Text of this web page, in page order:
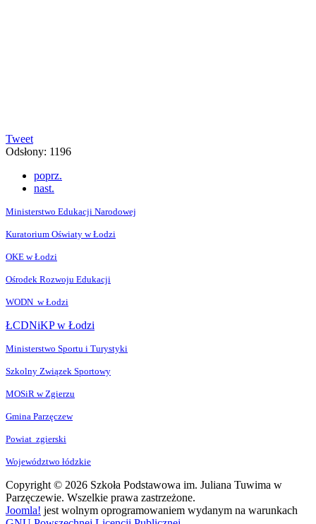
Tweet
Odsłony: 1196
poprz.
nast.
Ministerstwo Edukacji Narodowej
Kuratorium Oświaty w Łodzi
OKE w Łodzi
Ośrodek Rozwoju Edukacji
WODN w Łodzi
ŁCDNiKP w Łodzi
Ministerstwo Sportu i Turystyki
Szkolny Związek Sportowy
MOSiR w Zgierzu
Gmina Parzęczew
Powiat zgierski
Województwo łódzkie
Copyright © 2026 Szkoła Podstawowa im. Juliana Tuwima w
Parzęczewie. Wszelkie prawa zastrzeżone.
Joomla! jest wolnym oprogramowaniem wydanym na warunkach